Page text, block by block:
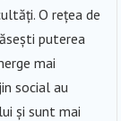
O rețea de
puterea
mai
social au
și sunt mai